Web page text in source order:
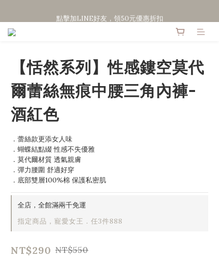
【恬然系列】性感鏤空莫代
爾蕾絲無痕中腰三角內褲-
酒紅色
．蕾絲款更添女人味
．蝴蝶結點綴 性感不失優雅
．莫代爾材質 透氣親膚
．彈力腰圍 舒適好穿
．底部雙層100%棉 保護私密肌
全店，全館滿兩千免運
指定商品，寵愛女王．任3件888
NT$290 NT$550